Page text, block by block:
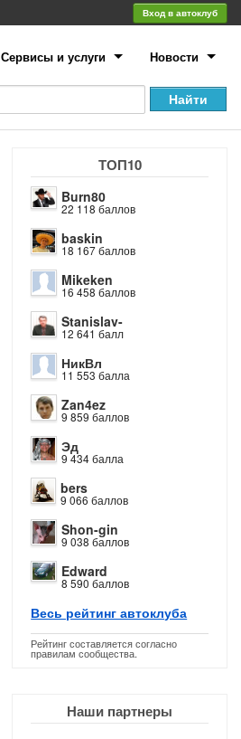
Вход в автоклуб
Сервисы и услуги Новости
ТОП10
Burn80
22 118 баллов
baskin
18 167 баллов
Mikeken
16 458 баллов
Stanislav-
12 641 балл
НикВл
11 553 балла
Zan4ez
9 859 баллов
Эд
9 434 балла
bers
9 066 баллов
Shon-gin
9 038 баллов
Edward
8 590 баллов
Весь рейтинг автоклуба
Рейтинг составляется согласно
правилам сообщества.
Наши партнеры